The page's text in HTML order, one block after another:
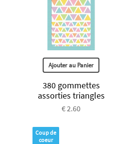
Ajouter au Panier
380 gommettes
assorties triangles
€ 2.60
Coup de
coeur